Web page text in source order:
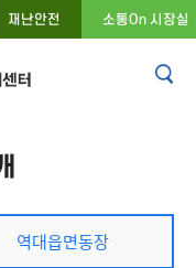
재난안전 소통On 시장실
역대읍면동장